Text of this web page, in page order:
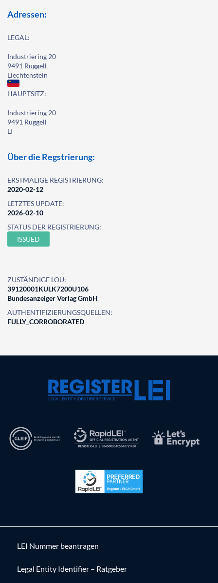
Adressen:
LEGAL:
Industriering 20
9491 Ruggell
Liechtenstein
HAUPTSITZ:
Industriering 20
9491 Ruggell
LI
Über die Regstrierung:
ERSTMALIGE REGISTRIERUNG:
2020-02-12
LETZTES UPDATE:
2026-02-10
STATUS DER REGISTRIERUNG:
ISSUED
ZUSTÄNDIGE LOU:
39120001KULK7200U106
Bundesanzeiger Verlag GmbH
AUTHENTIFIZIERUNGSQUELLEN:
FULLY_CORROBORATED
LEI Nummer beantragen
Legal Entity Identifier – Ratgeber